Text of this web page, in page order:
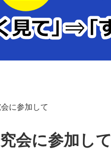
に参加して
会に参加して